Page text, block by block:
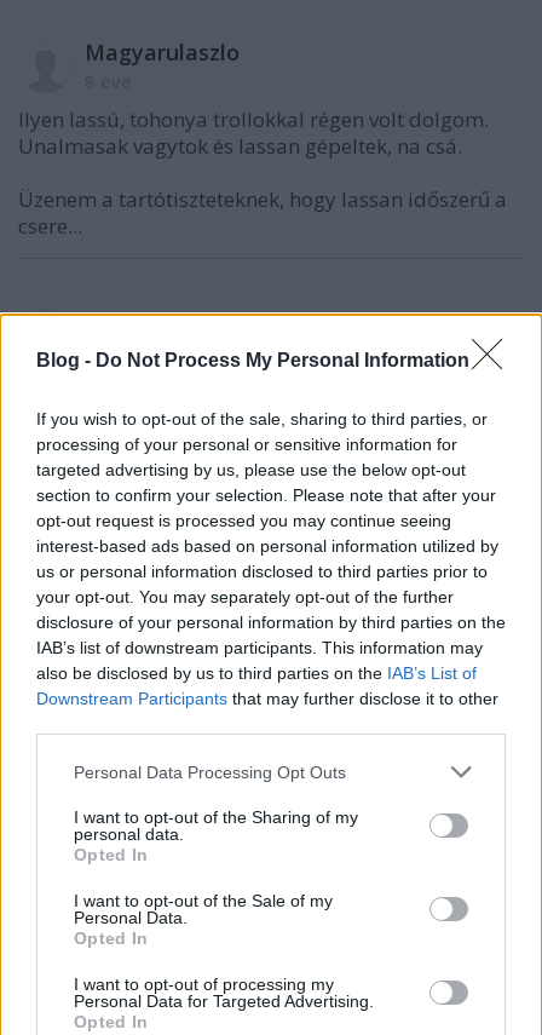
Blog - Do Not Process My Personal Information
If you wish to opt-out of the sale, sharing to third parties, or
processing of your personal or sensitive information for
targeted advertising by us, please use the below opt-out
section to confirm your selection. Please note that after your
opt-out request is processed you may continue seeing
interest-based ads based on personal information utilized by
us or personal information disclosed to third parties prior to
your opt-out. You may separately opt-out of the further
disclosure of your personal information by third parties on the
IAB’s list of downstream participants. This information may
also be disclosed by us to third parties on the IAB’s List of
Downstream Participants that may further disclose it to other
Please note that this website/app uses one or more Google
not limited to your visit or usage behaviour. You may click to
grant or deny consent to Google and its third-party tags to
use your data for below specified purposes in below Google
consent section.
Personal Data Processing Opt Outs
I want to opt-out of the Sharing of my
personal data.
Opted In
I want to opt-out of the Sale of my
Personal Data.
Opted In
I want to opt-out of processing my
Personal Data for Targeted Advertising.
Opted In
Magyarulaszlo
Ilyen lassú, tohonya trollokkal régen volt dolgom.
Unalmasak vagytok és lassan gépeltek, na csá.
Üzenem a tartótiszteteknek, hogy lassan időszerű a
csere...
Rettegek mert ballib vagyok
8 éve
A kétfordulós zsarolós rendszer csak az
ügyeskedőknek kedvezett, az SZDSZ féle törpe
pártoknak, akik ilyenformán zsarolási
potenciáljuknál fogva kormányztai tényező lehettek,
és a többségre erőszakolhatták a törpe minoritás
által támogatott agybeteg faszságukat.
Most csak az kormányozhat, akit a válastók
többséger támogat.
Megjegyzem a kompenzációkat tekintve valahol a
középmezőnyben vagyubk az EU-t nézve. Az
Angoloknál alig van kompenzáció, a Németeknél van
a legtöbb. Mi valahol középen vagyunk.
Hogy a ballibek ezokból szopnak az mellékes.
8 éve
@Magyarulaszlo
Mi ttámasszak alá ?